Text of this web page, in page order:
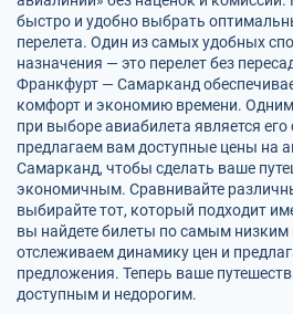
быстро и удобно выбрать
перелета. Один из самых удобных
назначения — это перелет без
Франкфурт — Самарканд
комфорт и экономию времени.
при выборе авиабилета является
предлагаем вам доступные цены на
Самарканд, чтобы сделать ваше
экономичным. Сравнивайте
выбирайте тот, который подходит
вы найдете билеты по самым
отслеживаем динамику цен и
предложения. Теперь ваше
доступным и недорогим.